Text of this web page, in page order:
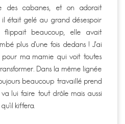
des cabanes, et on adorait
était gelé au grand désespoir
beaucoup, elle avait
plus d’une fois dedans ! J’ai
ma mamie qui voit toutes
Dans la même lignée
beaucoup travaillé prend
lui faire tout drôle mais aussi
kiffera.